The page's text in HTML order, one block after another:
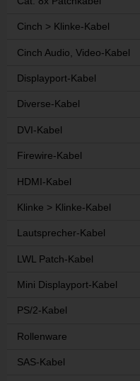
Cinch > Klinke-Kabel
Cinch Audio, Video-Kabel
Displayport-Kabel
Diverse-Kabel
DVI-Kabel
Firewire-Kabel
HDMI-Kabel
Klinke > Klinke-Kabel
Lautsprecher-Kabel
LWL Patch-Kabel
Mini Displayport-Kabel
PS/2-Kabel
Rollenware
SAS-Kabel